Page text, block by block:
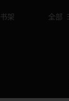
书架 全部